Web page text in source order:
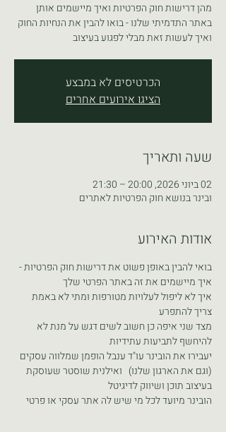
מהן דרישות חוק הפרטיות ואיך מיישמים אותן
באתר התדמיתי שלנו - בואו להבין את הנחיות החוק
ואיך לעשות זאת מבלי לפגוע בעיצוב
הכרטיסים לא במבצע
הציגו אירועים אחרים
שעה ותאריך
02 ביוני 2026, 20:00 – 21:30
ובינר בנושא חוק הפרטיות לאתרים
אודות האירוע
בואי להבין באופן פשוט את דרישות חוק הפרטיות -
איך מיישמים את זה באתר הפרטי שלך
איך לא ליפול לעלויות מטורפות ומתי לא באמת
צריך להתפרע
מצד שני איפה כן חשוב לשים דגש על מנת לא
להיחשף לתביעות עתידיות
יעבירו את הובינר עו"ד ענבל הופמן שמלווה עסקים
(וגם את הארגון שלנו)   ואילנית שוסטר שעוסקת
בעיצוב תוכן ושיווק לדיגיטל
הובינר מיועד לכל מי שיש לה אתר עסקי או פרטי